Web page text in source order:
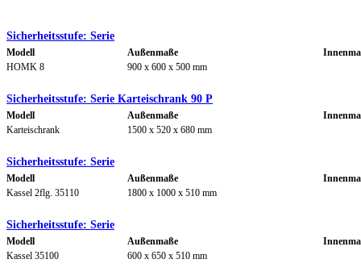
Sicherheitsstufe: Serie
Modell Außenmaße
HOMK 8
900 x 600 x 500 mm
Sicherheitsstufe: Serie Karteischrank 90 P
Modell Außenmaße
Karteischrank
1500 x 520 x 680 mm
Sicherheitsstufe: Serie
Modell Außenmaße
Kassel 2flg. 35110
1800 x 1000 x 510 mm
Sicherheitsstufe: Serie
Modell Außenmaße
Kassel 35100
600 x 650 x 510 mm